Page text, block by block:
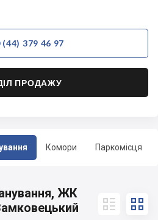
Комори Паркомісця
(44) 379 46 97
ПРОДАЖУ
ЖК
 